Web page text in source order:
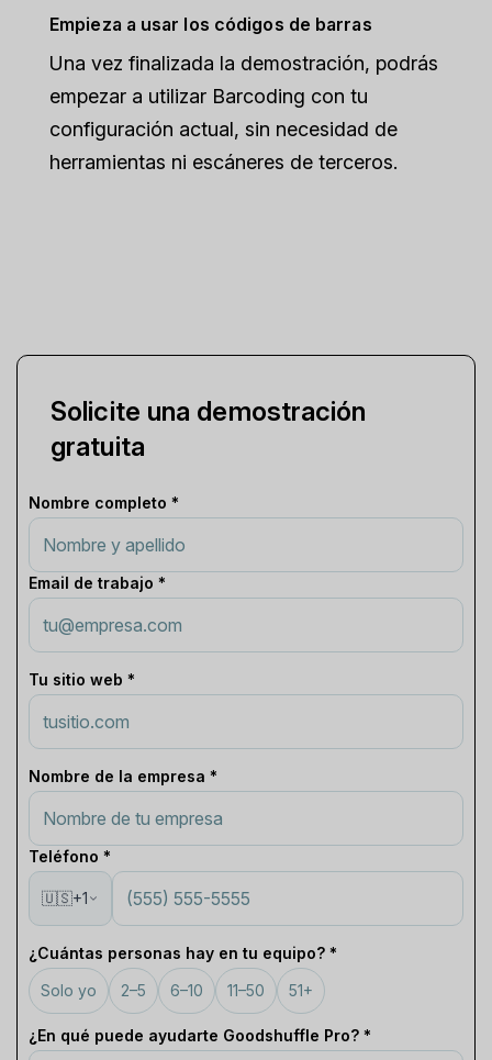
Empieza a usar los códigos de barras
Una vez finalizada la demostración, podrás
empezar a utilizar Barcoding con tu
configuración actual, sin necesidad de
herramientas ni escáneres de terceros.
Solicite una demostración
gratuita
Nombre completo *
Email de trabajo *
Tu sitio web *
Nombre de la empresa *
Teléfono *
🇺🇸+1
¿Cuántas personas hay en tu equipo? *
Solo yo
2–5 6–10 11–50 51+
¿En qué puede ayudarte Goodshuffle Pro? *